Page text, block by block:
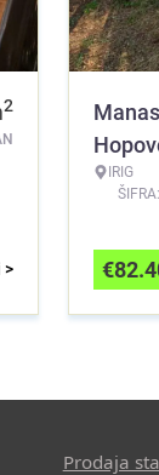
2
>
IRIG
€
Prodaja